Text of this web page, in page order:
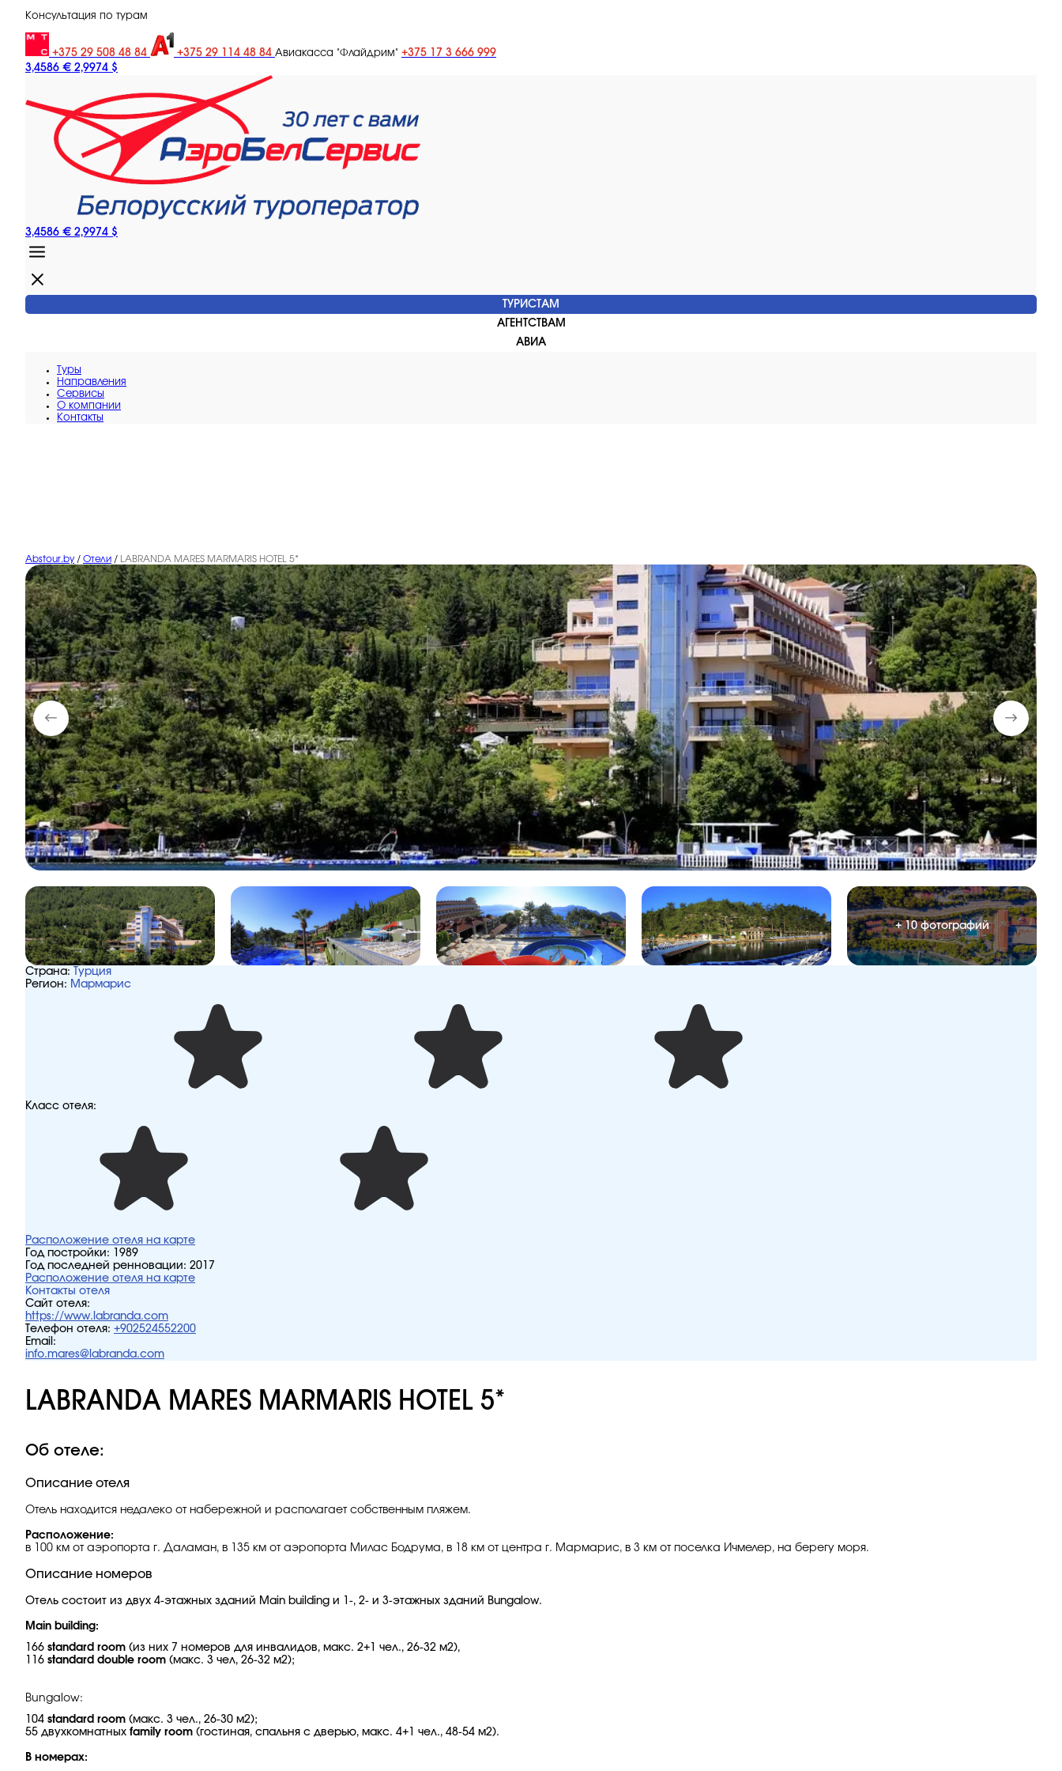
Консультация по турам
+375 29 508 48 84 +375 29 114 48 84 Авиакасса "Флайдрим" +375 17 3 666 999
3,4586 € 2,9974 $
3,4586 € 2,9974 $
ТУРИСТАМ
АГЕНТСТВАМ
АВИА
Туры
Направления
Сервисы
O компании
Контакты
Abstour.by / Отели / LABRANDA MARES MARMARIS HOTEL 5*
+ 10 фотографий
Страна:
Турция
Регион: Мармарис
Класс отеля:
Расположение отеля на карте
Год постройки:
1989
Год последней ренновации: 2017
Расположение отеля на карте
Контакты отеля
Сайт отеля:
https://www.labranda.com
Телефон отеля: +902524552200
Email:
info.mares@labranda.com
LABRANDA MARES MARMARIS HOTEL 5*
Об отеле:
Описание отеля
Отель находится недалеко от набережной и располагает собственным пляжем.
Расположение:
в 100 км от аэропорта г. Даламан, в 135 км от аэропорта Милас Бодрума, в 18 км от центра г. Мармарис, в 3 км от поселка Ичмелер, на берегу моря.
Описание номеров
Отель состоит из двух 4-этажных зданий Main building и 1-, 2- и 3-этажных зданий Bungalow.
Main building:
166 standard room (из них 7 номеров для инвалидов, макс. 2+1 чел., 26-32 м2),
116 standard double room (макс. 3 чел, 26-32 м2);
Bungalow:
104 standard room (макс. 3 чел., 26-30 м2);
55 двухкомнатных family room (гостиная, спальня с дверью, макс. 4+1 чел., 48-54 м2).
В номерах: